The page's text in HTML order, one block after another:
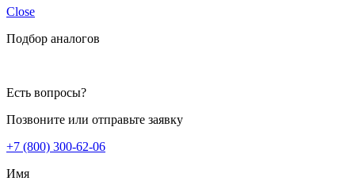
Close
Подбор аналогов
Есть вопросы?
Позвоните или отправьте заявку
+7 (800) 300-62-06
Имя